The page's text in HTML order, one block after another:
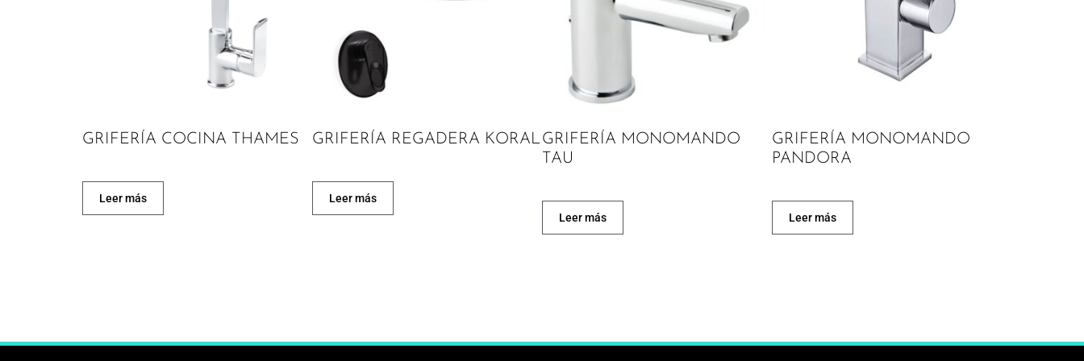
GRIFERÍA COCINA THAMES
Leer más
GRIFERÍA REGADERA KORAL
Leer más
GRIFERÍA MONOMANDO
TAU
Leer más
GRIFERÍA MONOMANDO
PANDORA
Leer más